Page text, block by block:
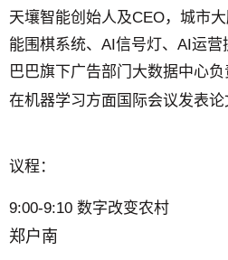
天壤智能创始人及CEO，城市
能围棋系统、AI信号灯、AI运
巴巴旗下广告部门大数据中心负
在机器学习方面国际会议发表论
议程：
9:00-9:10 数字改变农村
郑户南